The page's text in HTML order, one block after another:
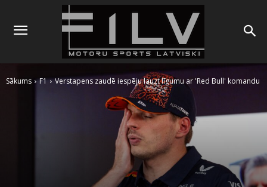
Sākums F1 Verstapens zaudē iespēju lauzt līgumu ar 'Red Bull' komandu